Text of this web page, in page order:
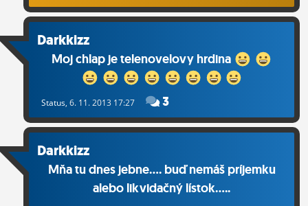
Darkkizz
Moj chlap je telenovelovy hrdina
Status, 6. 11. 2013 17:27 3
Darkkizz
Mňa tu dnes jebne.... buď nemáš príjemku
alebo likvidačný lístok.....